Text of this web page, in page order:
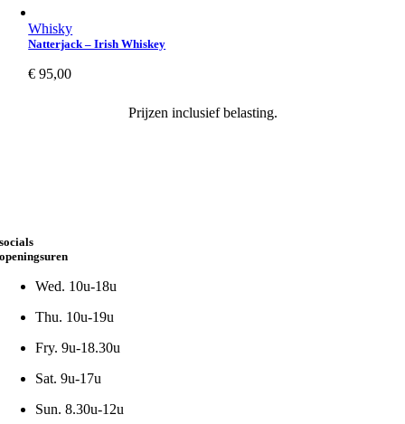
Whisky
Natterjack – Irish Whiskey
€ 95,00
Prijzen inclusief belasting.
socials
openingsuren
Wed. 10u-18u
Thu. 10u-19u
Fry. 9u-18.30u
Sat. 9u-17u
Sun. 8.30u-12u